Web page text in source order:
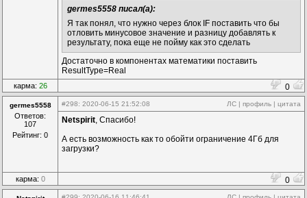
Add(Random,15645132,581,140)
{
Min=1000
Max=10000
link
Add(Random,13811772,602,490)
{
Max=10000
link
}
   WorkCount=
#6:doData|9:doCompare|
   VarCount=
#3:Var|
   Width=944
   Height=354
link(doData,407790:doData,[(199,27)(199,146)])
link
link(Var,10321634:Var,[(27,357)(748,357)])
  }
Add(EventFromData,407790,378,140)
  {
  }
Add(If_else,6564645,399,196)
  {
   Op2=String(0)
link
Add(FastMathParse,12462252,560,210)
germes5558 писал(а):
Я так понял, что нужно через блок IF поставить что бы
отловить минусовое значение и разницу добавлять к
результату, пока еще не пойму как это сделать
Достаточно в компонентах математики поставить
ResultType=Real
карма: 26 0
germes5558
Ответов:
107
Рейтинг: 0
#298: 2020-06-15 21:52:08 ЛС | профиль | цитата
Netspirit, Спасибо!
А есть возможность как то обойти ограничение 4Гб для
загрузки?
карма: 0 0